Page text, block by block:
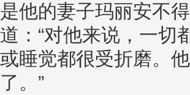
是他的妻子玛丽安不
道：“对他来说，一切
或睡觉都很受折磨。
了。”